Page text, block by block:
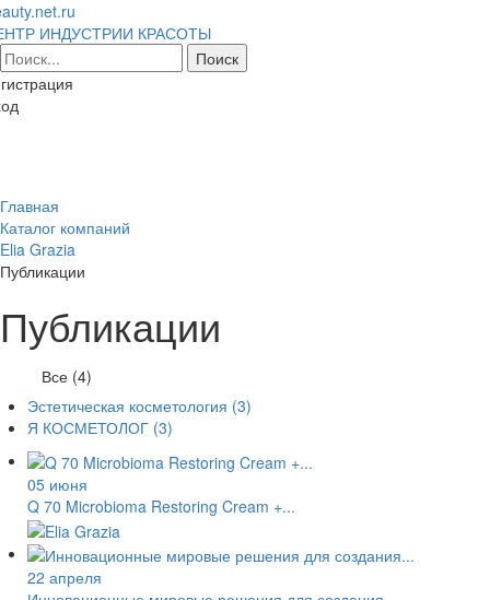
ИНДУСТРИИ КРАСОТЫ
Главная
Каталог компаний
Elia Grazia
Публикации
Публикации
Все (4)
Эстетическая косметология (3)
Я КОСМЕТОЛОГ (3)
05 июня
Q 70 Microbioma Restoring Cream +...
22 апреля